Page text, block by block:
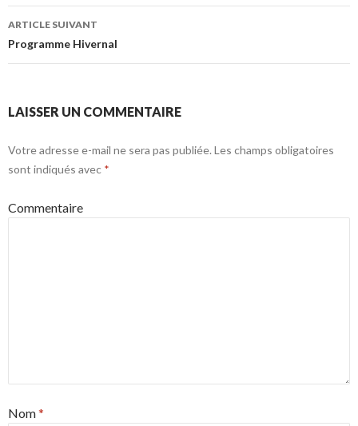
articles
ARTICLE SUIVANT
Programme Hivernal
LAISSER UN COMMENTAIRE
Votre adresse e-mail ne sera pas publiée. Les champs obligatoires
sont indiqués avec *
Commentaire
Nom*